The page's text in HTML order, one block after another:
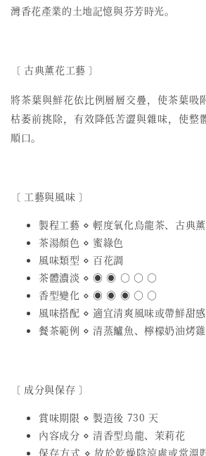
灣香花產業的土地記憶與芬芳時光。
〔 古典薰花工藝〕
將茶葉與鮮花依比例層層交疊，使茶葉吸
枯萎前挑除，有效降低苦澀與雜味，使整
順口。
〔 工藝與風味 〕
製程工藝 ⋄ 輕度氧化烏龍茶、古典
茶湯顏色 ⋄ 蜜綠色
風味類型 ⋄ 百花調
茶體濃淡 ⋄ ◉ ◉ ○ ○ ○
香型變化 ⋄ ◉ ◉ ◉ ○ ○
風味搭配 ⋄ 適宜清爽風味或帶鮮甜
餐茶範例 ⋄ 清蒸鱸魚、檸檬奶油烤
〔 成分與保存 〕
賞味期限 ⋄ 製造後 730 天
內容成分 ⋄ 清香型烏龍、茉莉花
保存方式 ⋄ 放於乾燥陰涼處或常溫